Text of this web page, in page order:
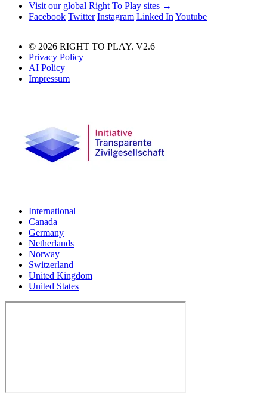
Visit our global Right To Play sites →
Facebook Twitter Instagram Linked In Youtube
© 2026 RIGHT TO PLAY. V2.6
Privacy Policy
AI Policy
Impressum
International
Canada
Germany
Netherlands
Norway
Switzerland
United Kingdom
United States